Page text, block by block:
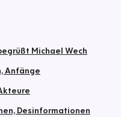
Michael Wech
Anfänge
Desinformationen